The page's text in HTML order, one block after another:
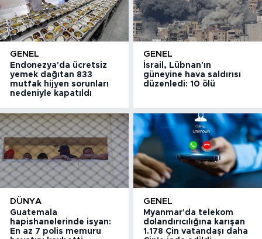
GENEL
Endonezya'da ücretsiz
yemek dağıtan 833
mutfak hijyen sorunları
nedeniyle kapatıldı
GENEL
İsrail, Lübnan'ın
güneyine hava saldırısı
düzenledi: 10 ölü
DÜNYA
Guatemala
hapishanelerinde isyan:
En az 7 polis memuru
GENEL
Myanmar'da telekom
dolandırıcılığına karışan
1.178 Çin vatandaşı daha